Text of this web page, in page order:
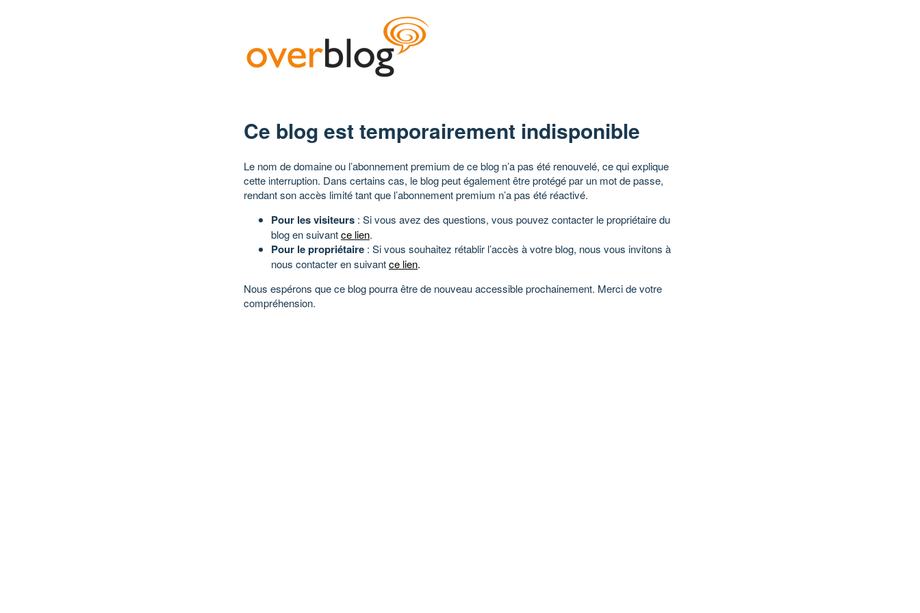
Ce blog est temporairement indisponible
Le nom de domaine ou l’abonnement premium de ce blog n’a pas été renouvelé, ce qui explique
cette interruption. Dans certains cas, le blog peut également être protégé par un mot de passe,
rendant son accès limité tant que l’abonnement premium n’a pas été réactivé.
Pour les visiteurs : Si vous avez des questions, vous pouvez contacter le propriétaire du
blog en suivantce lien.
Pour le propriétaire : Si vous souhaitez rétablir l’accès à votre blog, nous vous invitons à
nous contacter en suivantce lien.
Nous espérons que ce blog pourra être de nouveau accessible prochainement. Merci de votre
compréhension.